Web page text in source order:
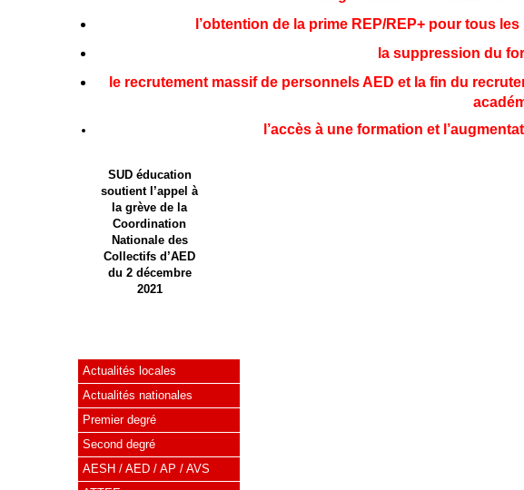
l’obtention de la prime REP/REP+ pour tous
la suppression du
le recrutement massif de personnels AED et la fin du
l’accès à une formation et
SUD éducation
soutient l’appel à
la grève de la
Coordination
Nationale des
Collectifs d’AED
du 2 décembre
2021
Actualités locales
Actualités nationales
Premier degré
Second degré
AESH / AED / AP / AVS